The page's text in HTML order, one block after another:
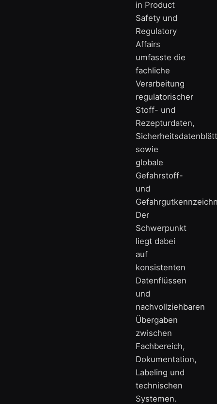
in Product
Safety und
Regulatory
Affairs
umfasste die
fachliche
Verarbeitung
regulatorischer
Stoff- und
Rezepturdaten,
sowie
globale
Gefahrstoff-
und
Der
Schwerpunkt
liegt dabei
auf
konsistenten
Datenflüssen
und
nachvollziehbaren
Übergaben
zwischen
Fachbereich,
Dokumentation,
Labeling und
technischen
Systemen.